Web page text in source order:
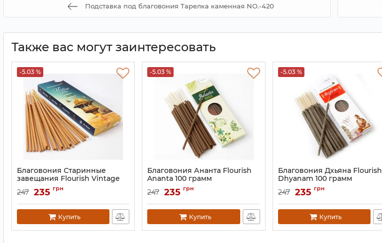
Подставка под благовония Тарелка каменная NO.-420
Также вас могут заинтересовать
-5.03 %
Благовония Старинные
завещания Flourish Vintage
Wills 100 грамм
Артикул: 9130862
247 235 грн
Купить
-5.03 %
Благовония Ананта Flourish
Ananta 100 грамм
Артикул: 9130858
247 235 грн
Купить
-5.03 %
Благовония Дхьяна Flourish
Dhyanam 100 грамм
Артикул: 9130857
247 235 грн
Купить